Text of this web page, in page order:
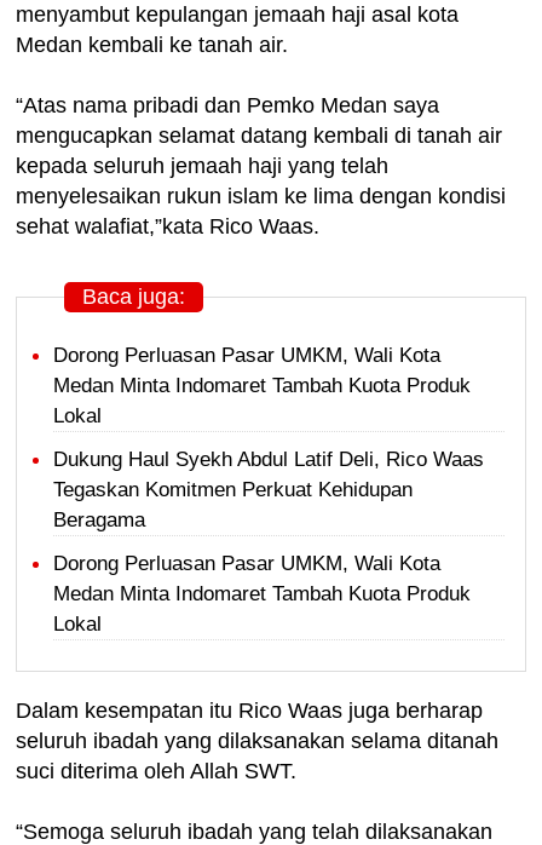
menyambut kepulangan jemaah haji asal kota
Medan kembali ke tanah air.
“Atas nama pribadi dan Pemko Medan saya
mengucapkan selamat datang kembali di tanah air
kepada seluruh jemaah haji yang telah
menyelesaikan rukun islam ke lima dengan kondisi
sehat walafiat,”kata Rico Waas.
Baca juga:
Dorong Perluasan Pasar UMKM, Wali Kota
Medan Minta Indomaret Tambah Kuota Produk
Lokal
Dukung Haul Syekh Abdul Latif Deli, Rico Waas
Tegaskan Komitmen Perkuat Kehidupan
Beragama
Dorong Perluasan Pasar UMKM, Wali Kota
Medan Minta Indomaret Tambah Kuota Produk
Lokal
Dalam kesempatan itu Rico Waas juga berharap
seluruh ibadah yang dilaksanakan selama ditanah
suci diterima oleh Allah SWT.
“Semoga seluruh ibadah yang telah dilaksanakan